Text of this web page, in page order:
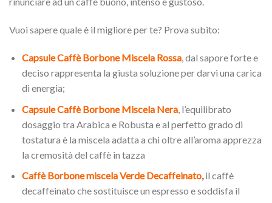
Vuoi sapere quale è il migliore per te? Prova subito:
Capsule Caffè Borbone Miscela Rossa, dal sapore forte e
deciso rappresenta la giusta soluzione per darvi una carica
di energia;
Capsule Caffè Borbone Miscela Nera, l’equilibrato
dosaggio tra Arabica e Robusta e al perfetto grado di
tostatura è la miscela adatta a chi oltre all’aroma apprezza
la cremosità del caffè in tazza
Caffè Borbone miscela Verde Decaffeinato,il caffè
decaffeinato che sostituisce un espresso e soddisfa il